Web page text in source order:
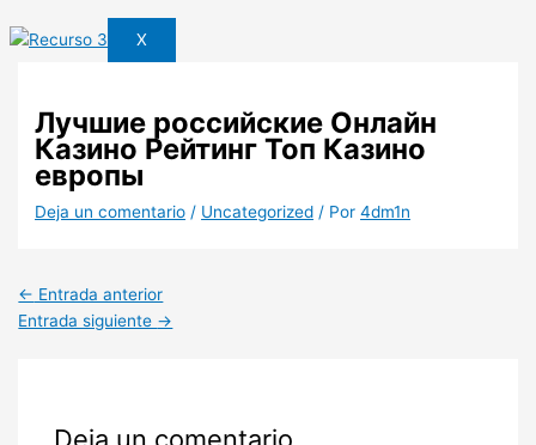
X
Лучшие российские Онлайн
Казино Рейтинг Топ Казино
европы
Deja un comentario / Uncategorized / Por4dm1n
← Entrada anterior
Entrada siguiente →